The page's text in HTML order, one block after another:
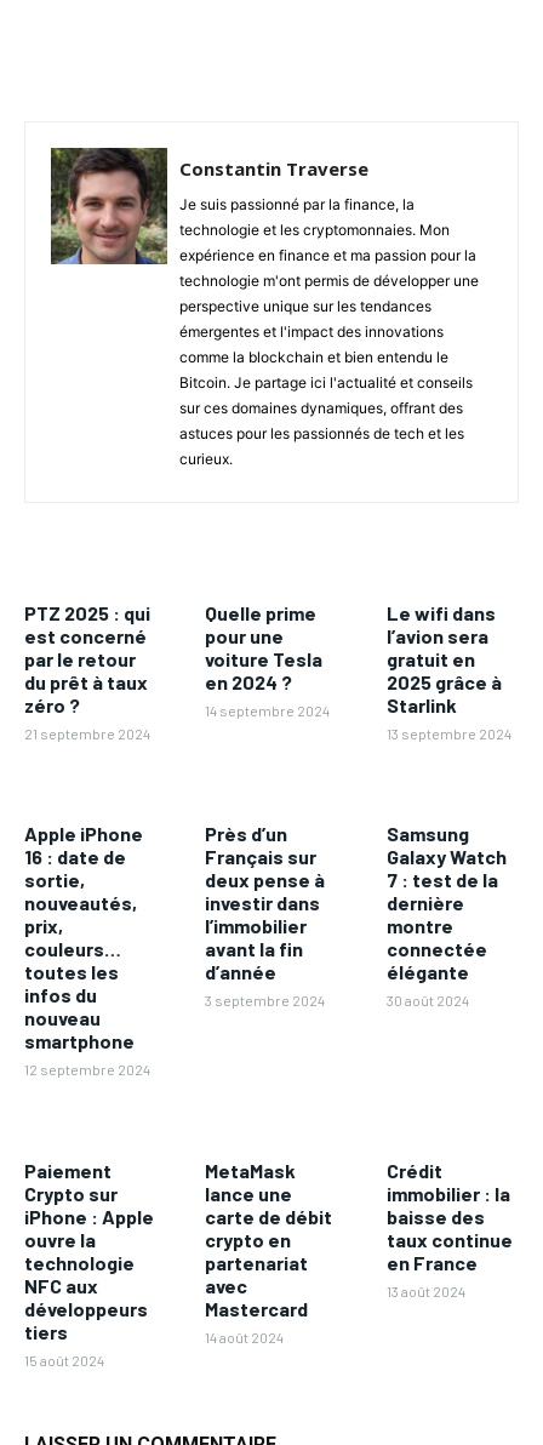
Constantin Traverse
Je suis passionné par la finance, la
technologie et les cryptomonnaies. Mon
expérience en finance et ma passion pour la
technologie m'ont permis de développer une
perspective unique sur les tendances
émergentes et l'impact des innovations
comme la blockchain et bien entendu le
Bitcoin. Je partage ici l'actualité et conseils
sur ces domaines dynamiques, offrant des
astuces pour les passionnés de tech et les
curieux.
PTZ 2025 : qui
est concerné
par le retour
du prêt à taux
zéro ?
21 septembre 2024
Quelle prime
pour une
voiture Tesla
en 2024 ?
14 septembre 2024
Le wifi dans
l’avion sera
gratuit en
2025 grâce à
Starlink
13 septembre 2024
Apple iPhone
16 : date de
sortie,
nouveautés,
prix,
couleurs…
toutes les
infos du
nouveau
smartphone
12 septembre 2024
Près d’un
Français sur
deux pense à
investir dans
l’immobilier
avant la fin
d’année
3 septembre 2024
Samsung
Galaxy Watch
7 : test de la
dernière
montre
connectée
élégante
30 août 2024
Paiement
Crypto sur
iPhone : Apple
ouvre la
technologie
NFC aux
développeurs
tiers
15 août 2024
MetaMask
lance une
carte de débit
crypto en
partenariat
avec
Mastercard
14 août 2024
Crédit
immobilier : la
baisse des
taux continue
en France
13 août 2024